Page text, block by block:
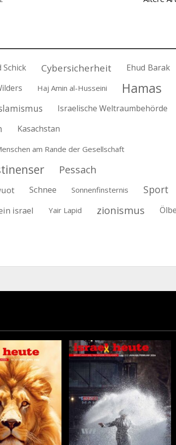
Schick Cybersicherheit Ehud Barak
Haj Amin al-Husseini Hamas
Israelische Weltraumbehörde
Kasachstan
am Rande der Gesellschaft
Pessach
Schnee Sonnenfinsternis Sport
israel Yair Lapid zionismus